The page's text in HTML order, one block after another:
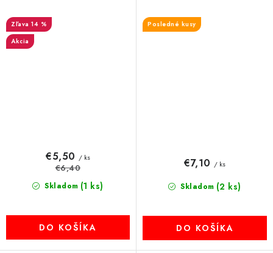
14 %
Akcia
Skladom (1 ks)
€5,50 / ks
€6,40
DO KOŠÍKA
Posledné kusy
Skladom (2 ks)
€7,10 / ks
DO KOŠÍKA